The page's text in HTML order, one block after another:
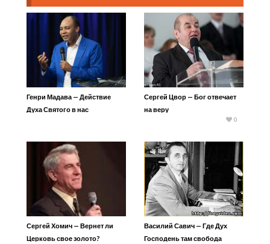
Генри Мадава — Действие
Духа Святого в нас
Сергей Цвор — Бог отвечает
на веру
0
Сергей Хомич — Вернет ли
Церковь свое золото?
Василий Савич — Где Дух
Господень там свобода